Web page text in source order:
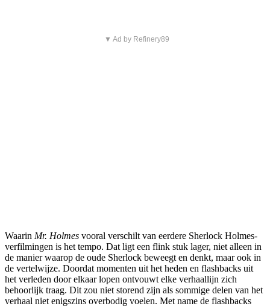
▼ Ad by Refinery89
Waarin Mr. Holmes vooral verschilt van eerdere Sherlock Holmes-
verfilmingen is het tempo. Dat ligt een flink stuk lager, niet alleen in
de manier waarop de oude Sherlock beweegt en denkt, maar ook in
de vertelwijze. Doordat momenten uit het heden en flashbacks uit
het verleden door elkaar lopen ontvouwt elke verhaallijn zich
behoorlijk traag. Dit zou niet storend zijn als sommige delen van het
verhaal niet enigszins overbodig voelen. Met name de flashbacks